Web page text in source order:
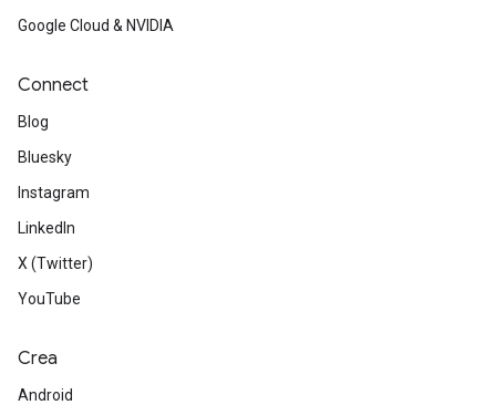
Google Cloud & NVIDIA
Connect
Blog
Bluesky
Instagram
LinkedIn
X (Twitter)
YouTube
Crea
Android